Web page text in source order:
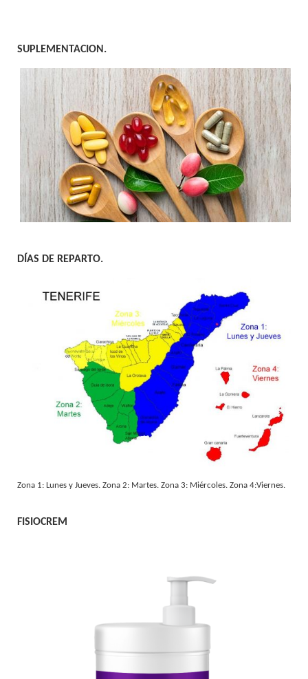
SUPLEMENTACION.
DÍAS DE REPARTO.
Zona 1: Lunes y Jueves. Zona 2: Martes. Zona 3: Miércoles. Zona 4:Viernes.
FISIOCREM